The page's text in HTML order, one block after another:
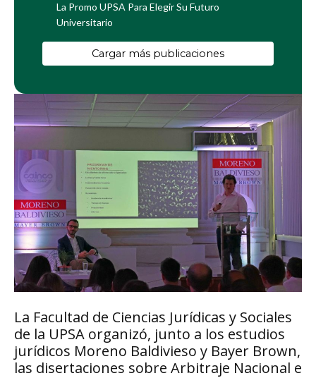
La Facultad de Ciencias Jurídicas y Sociales
de la UPSA organizó, junto a los estudios
jurídicos Moreno Baldivieso y Bayer Brown,
las disertaciones sobre Arbitraje Nacional e
La Promo UPSA Para Elegir Su Futuro
Universitario
Cargar más publicaciones